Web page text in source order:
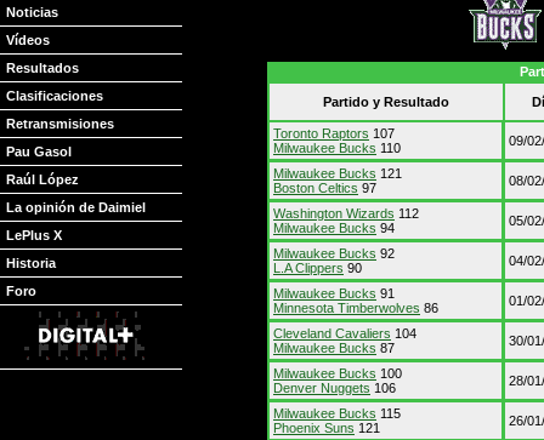
Noticias
Vídeos
Resultados
Clasificaciones
Retransmisiones
Pau Gasol
Raúl López
La opinión de Daimiel
LePlus X
Historia
Foro
Partido y Resultado
Toronto Raptors 107
Milwaukee Bucks 110 09/
Milwaukee Bucks 121
Boston Celtics 97 08/
Washington Wizards 112
Milwaukee Bucks 94 05/
Milwaukee Bucks 92
L.A Clippers 90 04/
Milwaukee Bucks 91
Minnesota Timberwolves 86 01/
Cleveland Cavaliers 104
Milwaukee Bucks 87 30/
Milwaukee Bucks 100
Denver Nuggets 106 28/
Milwaukee Bucks 115
Phoenix Suns 121 26/